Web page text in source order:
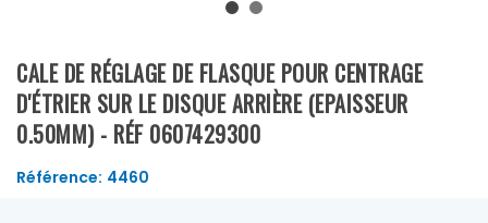
CALE DE RÉGLAGE DE FLASQUE POUR CENTRAGE
D'ÉTRIER SUR LE DISQUE ARRIÈRE (EPAISSEUR
0.50MM) - RÉF 0607429300
Référence: 4460